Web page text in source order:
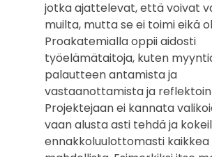
jotka ajattelevat, että voivat
muilta, mutta se ei toimi eikä
Proakatemialla oppii aidosti
työelämätaitoja, kuten
palautteen antamista ja
vastaanottamista ja
Projektejaan ei kannata
vaan alusta asti tehdä ja
ennakkoluulottomasti kaikkea